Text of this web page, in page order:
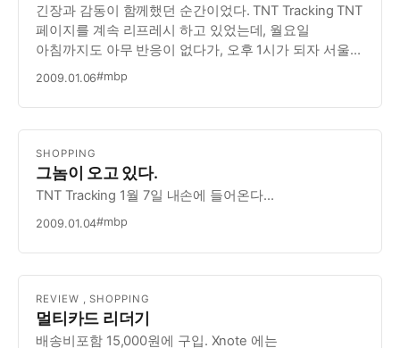
긴장과 감동이 함께했던 순간이었다. TNT Tracking TNT
페이지를 계속 리프레시 하고 있었는데, 월요일
아침까지도 아무 반응이 없다가, 오후 1시가 되자 서울
도착. 세관 창고에 들어갔나 보다 하고 세관에서 하루,
찰라에, 다시 리프레시 해 보니, Out For…
2009.01.06#mbp
SHOPPING
그놈이 오고 있다.
TNT Tracking 1월 7일 내손에 들어온다…
2009.01.04#mbp
REVIEW ,SHOPPING
멀티카드 리더기
배송비포함 15,000원에 구입. Xnote 에는